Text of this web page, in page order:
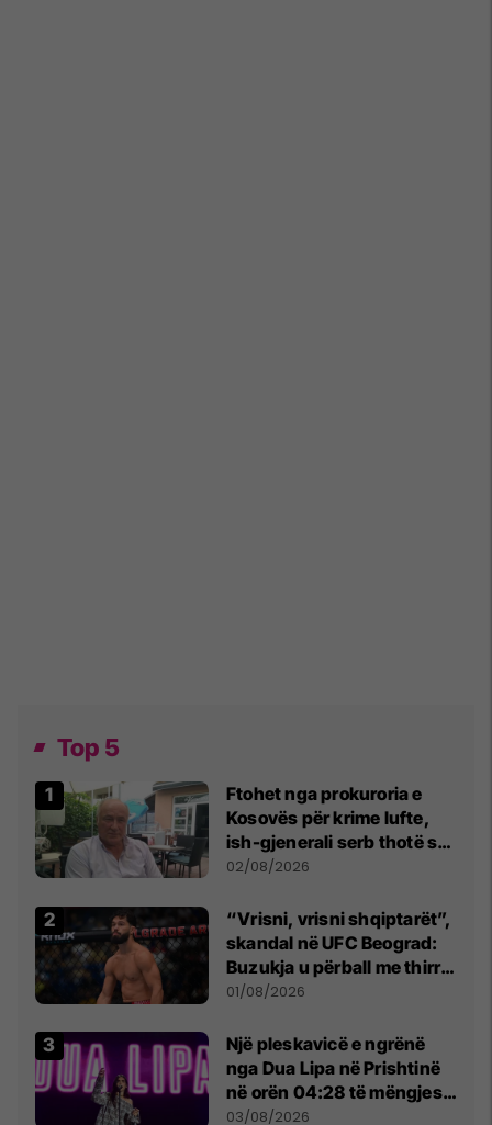
Top 5
Ftohet nga prokuroria e
Kosovës për krime lufte,
ish-gjenerali serb thotë se
dikush e tradhtoi në
02/08/2026
“Vrisni, vrisni shqiptarët”,
skandal në UFC Beograd:
Buzukja u përball me thirrje
anti-shqiptare nga
01/08/2026
Një pleskavicë e ngrënë
nga Dua Lipa në Prishtinë
në orën 04:28 të mëngjesit
- dhe bota digjitale serbe
03/08/2026